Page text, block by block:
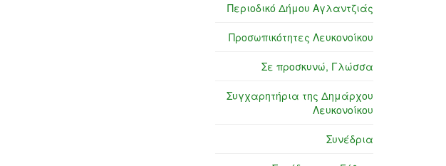
Περιοδικό Δήμου Αγλαντζιάς
Προσωπικότητες Λευκονοίκου
Σε προσκυνώ, Γλώσσα
Συγχαρητήρια της Δημάρχου
Λευκονοίκου
Συνέδρια